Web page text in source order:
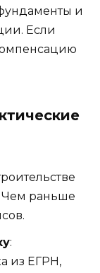
и
Если
Чем раньше
:
из ЕГРН,